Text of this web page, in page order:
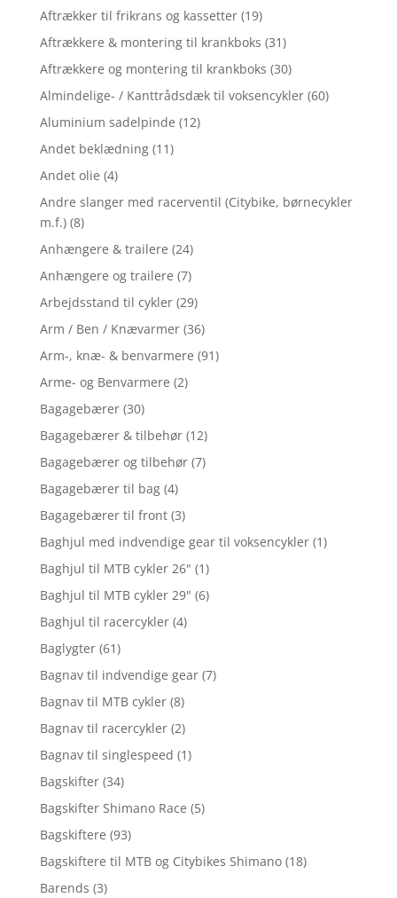
Aftrækker til frikrans og kassetter (19)
Aftrækkere & montering til krankboks (31)
Aftrækkere og montering til krankboks (30)
Almindelige- / Kanttrådsdæk til voksencykler (60)
Aluminium sadelpinde (12)
Andet beklædning (11)
Andet olie (4)
Andre slanger med racerventil (Citybike, børnecykler
m.f.) (8)
Anhængere & trailere (24)
Anhængere og trailere (7)
Arbejdsstand til cykler (29)
Arm / Ben / Knævarmer (36)
Arm-, knæ- & benvarmere (91)
Arme- og Benvarmere (2)
Bagagebærer (30)
Bagagebærer & tilbehør (12)
Bagagebærer og tilbehør (7)
Bagagebærer til bag (4)
Bagagebærer til front (3)
Baghjul med indvendige gear til voksencykler (1)
Baghjul til MTB cykler 26" (1)
Baghjul til MTB cykler 29" (6)
Baghjul til racercykler (4)
Baglygter (61)
Bagnav til indvendige gear (7)
Bagnav til MTB cykler (8)
Bagnav til racercykler (2)
Bagnav til singlespeed (1)
Bagskifter (34)
Bagskifter Shimano Race (5)
Bagskiftere (93)
Bagskiftere til MTB og Citybikes Shimano (18)
Barends (3)